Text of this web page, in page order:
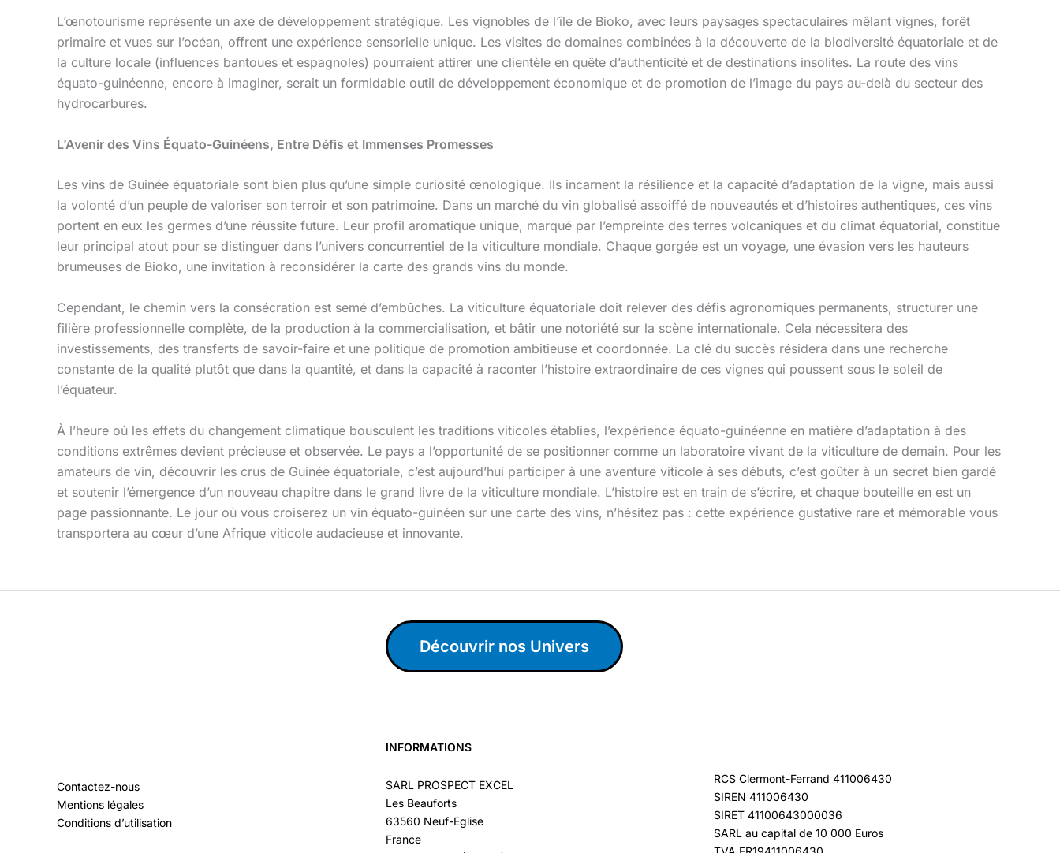
L’œnotourisme représente un axe de développement stratégique. Les vignobles de l’île de Bioko, avec leurs paysages spectaculaires mêlant vignes, forêt
primaire et vues sur l’océan, offrent une expérience sensorielle unique. Les visites de domaines combinées à la découverte de la biodiversité équatoriale et de
la culture locale (influences bantoues et espagnoles) pourraient attirer une clientèle en quête d’authenticité et de destinations insolites. La route des vins
équato-guinéenne, encore à imaginer, serait un formidable outil de développement économique et de promotion de l’image du pays au-delà du secteur des
hydrocarbures.
L’Avenir des Vins Équato-Guinéens, Entre Défis et Immenses Promesses
Les vins de Guinée équatoriale sont bien plus qu’une simple curiosité œnologique. Ils incarnent la résilience et la capacité d’adaptation de la vigne, mais aussi
la volonté d’un peuple de valoriser son terroir et son patrimoine. Dans un marché du vin globalisé assoiffé de nouveautés et d’histoires authentiques, ces vins
portent en eux les germes d’une réussite future. Leur profil aromatique unique, marqué par l’empreinte des terres volcaniques et du climat équatorial, constitue
leur principal atout pour se distinguer dans l’univers concurrentiel de la viticulture mondiale. Chaque gorgée est un voyage, une évasion vers les hauteurs
brumeuses de Bioko, une invitation à reconsidérer la carte des grands vins du monde.
Cependant, le chemin vers la consécration est semé d’embûches. La viticulture équatoriale doit relever des défis agronomiques permanents, structurer une
filière professionnelle complète, de la production à la commercialisation, et bâtir une notoriété sur la scène internationale. Cela nécessitera des
investissements, des transferts de savoir-faire et une politique de promotion ambitieuse et coordonnée. La clé du succès résidera dans une recherche
constante de la qualité plutôt que dans la quantité, et dans la capacité à raconter l’histoire extraordinaire de ces vignes qui poussent sous le soleil de
l’équateur.
À l’heure où les effets du changement climatique bousculent les traditions viticoles établies, l’expérience équato-guinéenne en matière d’adaptation à des
conditions extrêmes devient précieuse et observée. Le pays a l’opportunité de se positionner comme un laboratoire vivant de la viticulture de demain. Pour les
amateurs de vin, découvrir les crus de Guinée équatoriale, c’est aujourd’hui participer à une aventure viticole à ses débuts, c’est goûter à un secret bien gardé
et soutenir l’émergence d’un nouveau chapitre dans le grand livre de la viticulture mondiale. L’histoire est en train de s’écrire, et chaque bouteille en est un
page passionnante. Le jour où vous croiserez un vin équato-guinéen sur une carte des vins, n’hésitez pas : cette expérience gustative rare et mémorable vous
transportera au cœur d’une Afrique viticole audacieuse et innovante.
Découvrir nos Univers
Contactez-nous
Mentions légales
Conditions d’utilisation
INFORMATIONS
SARL PROSPECT EXCEL
Les Beauforts
63560 Neuf-Eglise
France
RCS Clermont-Ferrand 411006430
SIREN 411006430
SIRET 41100643000036
SARL au capital de 10 000 Euros